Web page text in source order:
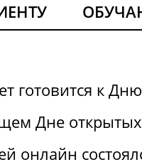
готовится к
Дне
онлайн